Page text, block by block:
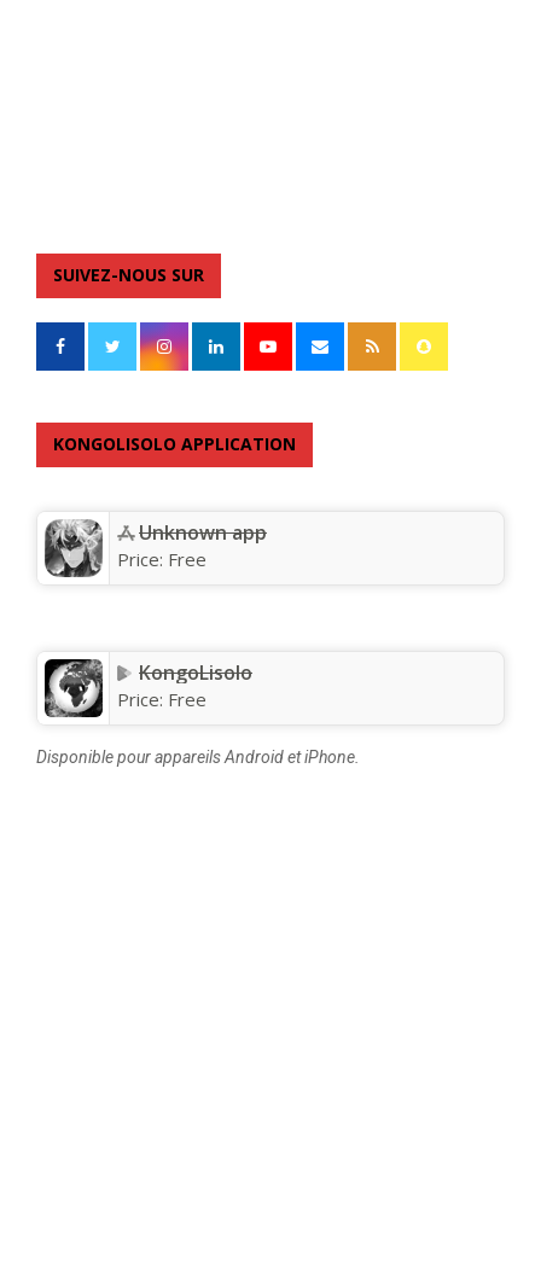
SUIVEZ-NOUS SUR
KONGOLISOLO APPLICATION
Unknown app
Price: Free
KongoLisolo
Price: Free
Disponible pour appareils Android et iPhone.